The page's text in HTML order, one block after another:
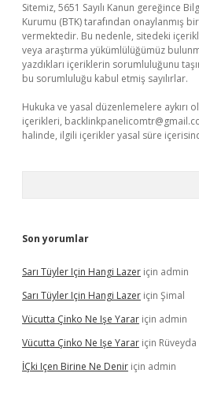
Sitemiz, 5651 Sayılı Kanun gereğince
Kurumu (BTK) tarafından onaylanmış
vermektedir. Bu nedenle, sitedeki
veya araştırma yükümlülüğümüz
yazdıkları içeriklerin sorumluluğunu
bu sorumluluğu kabul etmiş sayılırlar.
Hukuka ve yasal düzenlemelere aykırı
içerikleri,
halinde, ilgili içerikler yasal süre
Son yorumlar
Sarı Tüyler Için Hangi Lazer için admin
Sarı Tüyler Için Hangi Lazer için Şimal
Vücutta Çinko Ne Işe Yarar için admin
Vücutta Çinko Ne Işe Yarar için Rüveyda
İÇki Içen Birine Ne Denir için admin